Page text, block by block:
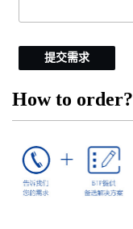
提交需求
How to order?